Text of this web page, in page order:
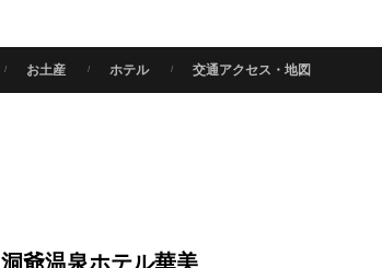
お土産 ホテル 交通アクセス・地図
洞爺温泉ホテル華美